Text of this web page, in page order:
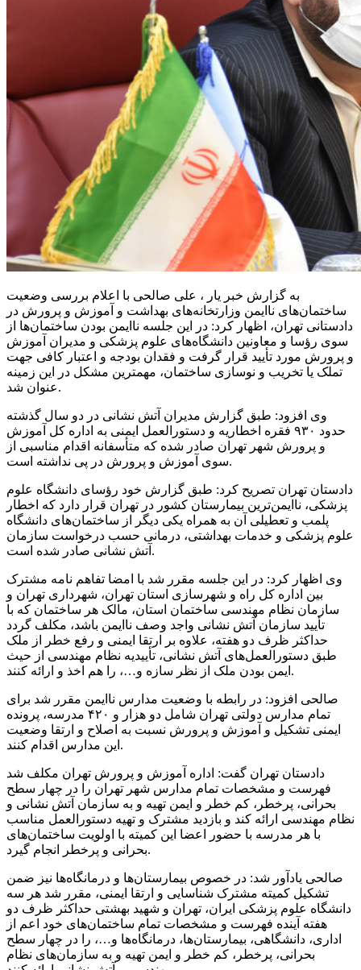
به گزارش خبر یار ، علی صالحی با اعلام بررسی وضعیت
ساختمان‌های ناایمن وزارتخانه‌های بهداشت و آموزش و پرورش در
دادستانی تهران، اظهار کرد: در این جلسه ناایمن بودن ساختمان‌ها از
سوی رؤسا و معاونین دانشگاه‌های علوم پزشکی و مدیران آموزش
و پرورش مورد تأیید قرار گرفت و فقدان بودجه و اعتبار کافی جهت
تملک یا تخریب و نوسازی ساختمان، مهمترین مشکل در این زمینه
عنوان شد.
وی افزود: طبق گزارش مدیران آتش نشانی در دو سال گذشته
حدود ۹۳۰ فقره اخطاریه و دستورالعمل ایمنی به اداره کل آموزش
و پرورش شهر تهران صادر شده که متأسفانه اقدام مناسبی از
سوی آموزش و پرورش در پی نداشته است.
دادستان تهران تصریح کرد: طبق گزارش خود رؤسای دانشگاه علوم
پزشکی، ناایمن‌ترین بیمارستان کشور در تهران قرار دارد که اخطار
پلمب و تعطیلی آن به همراه یکی دیگر از ساختمان‌های دانشگاه
علوم پزشکی و خدمات بهداشتی، درمانی حسب درخواست سازمان
آتش نشانی صادر شده است.
وی اظهار کرد: در این جلسه مقرر شد با امضا تفاهم نامه مشترک
بین اداره کل راه و شهرسازی استان تهران، شهرداری تهران و
سازمان نظام مهندسی ساختمان استان، مالک هر ساختمان که با
تأیید سازمان آتش نشانی واجد وصف ناایمن باشد، مکلف گردد
حداکثر ظرف دو هفته، علاوه بر ارتقا ایمنی و رفع خطر از ملک
طبق دستورالعمل‌های آتش نشانی، تأییدیه نظام مهندسی از حیث
ایمن بودن ملک از نظر سازه و…، را هم اخذ و ارائه کنند.
صالحی افزود: در رابطه با وضعیت مدارس ناایمن مقرر شد برای
تمام مدارس دولتی تهران شامل دو هزار و ۴۲۰ مدرسه، پرونده
ایمنی تشکیل و آموزش و پرورش نسبت به اصلاح و ارتقا وضعیت
این مدارس اقدام کنند.
دادستان تهران گفت: اداره آموزش و پرورش تهران مکلف شد
فهرست و مشخصات تمام مدارس شهر تهران را در چهار سطح
بحرانی، پرخطر، کم خطر و ایمن تهیه و به سازمان آتش نشانی و
نظام مهندسی ارائه کند و بازدید مشترک و تهیه دستورالعمل مناسب
با هر مدرسه با حضور اعضا این کمیته با اولویت ساختمان‌های
بحرانی و پرخطر انجام گیرد.
صالحی یادآور شد: در خصوص بیمارستان‌ها و درمانگاه‌ها نیز ضمن
تشکیل کمیته مشترک شناسایی و ارتقا ایمنی، مقرر شد هر سه
دانشگاه علوم پزشکی ایران، تهران و شهید بهشتی حداکثر ظرف دو
هفته آینده فهرست و مشخصات تمام ساختمان‌های خود اعم از
اداری، دانشگاهی، بیمارستان‌ها، درمانگاه‌ها و…، را در چهار سطح
بحرانی، پرخطر، کم خطر و ایمن تهیه و به سازمان‌های نظام